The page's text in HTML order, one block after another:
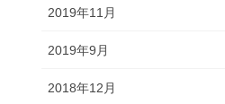
2019年11月
2019年9月
2018年12月